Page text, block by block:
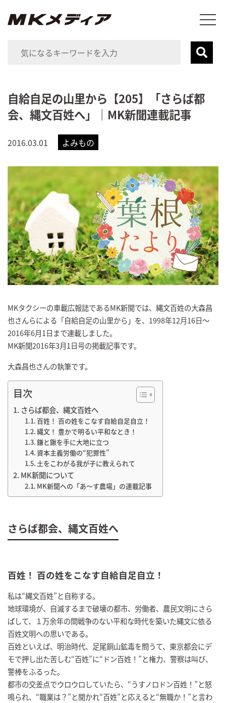
自給自足の山里から【205】「さらば都
会、縄文百姓へ」｜MK新聞連載記事
2016.03.01 よみもの
MKタクシーの車載広報誌であるMK新聞では、縄文百姓の大森昌
也さんらによる「自給自足の山里から」を、1998年12月16日～
2016年6月1日まで連載しました。
MK新聞2016年3月1日号の掲載記事です。
大森昌也さんの執筆です。
目次
さらば都会、縄文百姓へ
百姓！ 百の姓をこなす自給自足自立！
縄文！ 豊かで明るい平和なとき！
鎌と鍬を手に大地に立つ
資本主義労働の“犯罪性”
土をこわがる我が子に教えられて
MK新聞について
MK新聞への「あ～す農場」の連載記事
さらば都会、縄文百姓へ
百姓！ 百の姓をこなす自給自足自立！
私は“縄文百姓”と自称する。
地球環境が、自滅するまで破壊の都市、労働者、農民文明にさら
ばして、１万余年の間戦争のない平和な時代を築いた縄文に依る
百姓文明への思いである。
百姓といえば、明治時代、足尾銅山鉱毒を問うて、東京都会にデ
モで押し出た苦しむ“百姓”に“ドン百姓！”と権力、警察は叫び、
警棒をふるった。
都市の交差点でウロウロしていたら、“うすノロドン百姓！”と怒
鳴られ、“職業は？”と聞かれ“百姓”と応えると“無職か！”と言わ